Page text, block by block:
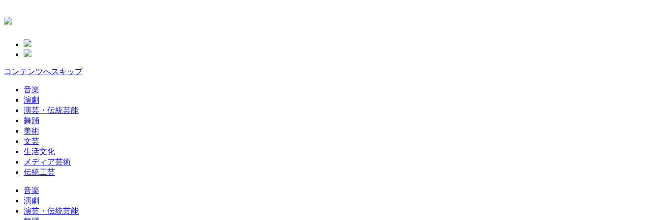
コンテンツへスキップ
音楽
演劇
演芸・伝統芸能
舞踊
美術
文芸
生活文化
メディア芸術
伝統工芸
音楽
演劇
演芸・伝統芸能